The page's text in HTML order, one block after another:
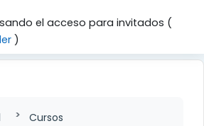
el acceso para invitados (
)
Cursos